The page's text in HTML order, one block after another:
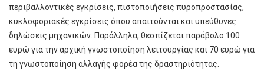
περιβαλλοντικές εγκρίσεις, πιστοποιήσεις πυροπροστασίας,
κυκλοφοριακές εγκρίσεις όπου απαιτούνται και υπεύθυνες
δηλώσεις μηχανικών. Παράλληλα, θεσπίζεται παράβολο 100
ευρώ για την αρχική γνωστοποίηση λειτουργίας και 70 ευρώ για
τη γνωστοποίηση αλλαγής φορέα της δραστηριότητας.